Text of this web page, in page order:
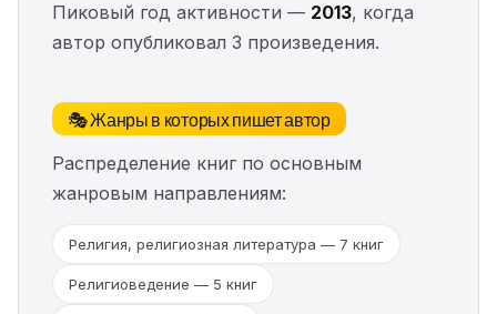
Пиковый год активности — 2013, когда
автор опубликовал 3 произведения.
🎭 Жанры в которых пишет автор
Распределение книг по основным
жанровым направлениям:
Религия, религиозная литература — 7 книг
Религиоведение — 5 книг